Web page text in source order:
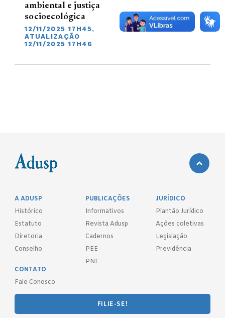
ambiental e justiça
socioecológica
12/11/2025 17H45,
ATUALIZAÇÃO
12/11/2025 17H46
A ADUSP
Histórico
Estatuto
Diretoria
Conselho
PUBLICAÇÕES
Informativos
Revista Adusp
Cadernos
PEE
PNE
JURÍDICO
Plantão Jurídico
Ações coletivas
Legislação
Previdência
CONTATO
Fale Conosco
FILIE-SE!